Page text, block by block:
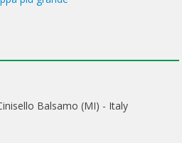
Balsamo (MI) - Italy